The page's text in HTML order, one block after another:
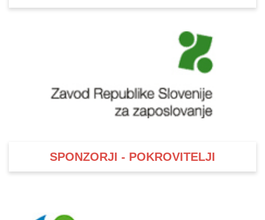
SPONZORJI - POKROVITELJI